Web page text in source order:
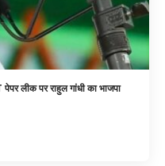
लीक पर राहुल गांधी का भाजपा